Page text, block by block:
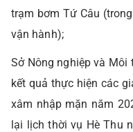
trạm bơm Tứ Câu
vận hành);
Sở Nông nghiệp và
kết quả thực hiện các
xâm nhập mặn năm
lại lịch thời vụ Hè Thu